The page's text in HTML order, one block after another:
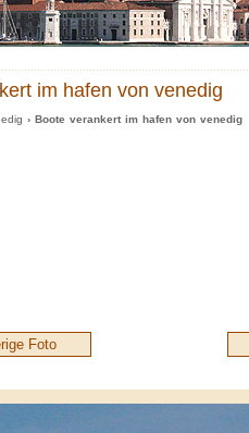
im hafen von venedig
› Boote verankert im hafen von venedig
Foto